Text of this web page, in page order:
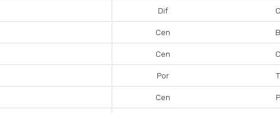
Dif
Cen
Cen
Por
Cen